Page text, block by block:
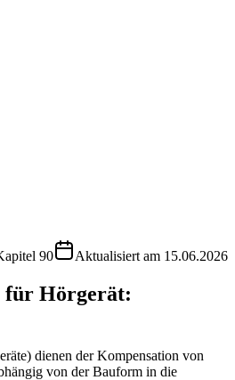
90 Aktualisiert am 15.06.2026
Hörgerät:
dienen der Kompensation von
von der Bauform in die